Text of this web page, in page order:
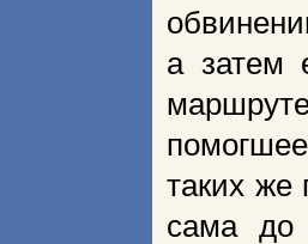
а затем
таких же
сама до